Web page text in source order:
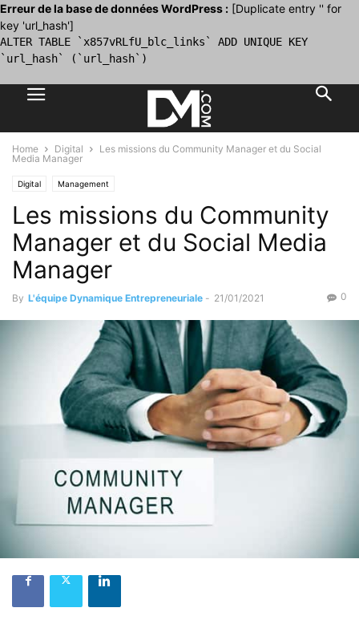
Erreur de la base de données WordPress : [Duplicate entry '' for
key 'url_hash']
ALTER TABLE `x857vRLfU_blc_links` ADD UNIQUE KEY
`url_hash` (`url_hash`)
Home Digital
Les missions du Community Manager et du Social
Media Manager
Digital Management
Les missions du Community
Manager et du Social Media
Manager
By L'équipe Dynamique Entrepreneuriale - 21/01/2021 0